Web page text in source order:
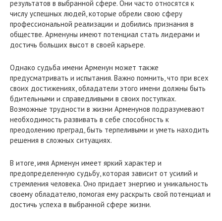
результатов в выбранной сфере. Они часто относятся к
числу успешных людей, которые обрели свою сферу
профессиональной реализации и добились признания в
обществе. Арменуны имеют потенциал стать лидерами и
достичь больших высот в своей карьере.
Однако судьба имени Арменун может также
предусматривать и испытания. Важно помнить, что при всех
своих достижениях, обладатели этого имени должны быть
бдительными и справедливыми в своих поступках.
Возможные трудности в жизни Арменунов подразумевают
необходимость развивать в себе способность к
преодолению преград, быть терпеливыми и уметь находить
решения в сложных ситуациях.
В итоге, имя Арменун имеет яркий характер и
предопределенную судьбу, которая зависит от усилий и
стремления человека. Оно придает энергию и уникальность
своему обладателю, помогая ему раскрыть свой потенциал и
достичь успеха в выбранной сфере жизни.